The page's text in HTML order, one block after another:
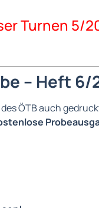
Turnen 5/
– Heft 6/
ÖTB auch